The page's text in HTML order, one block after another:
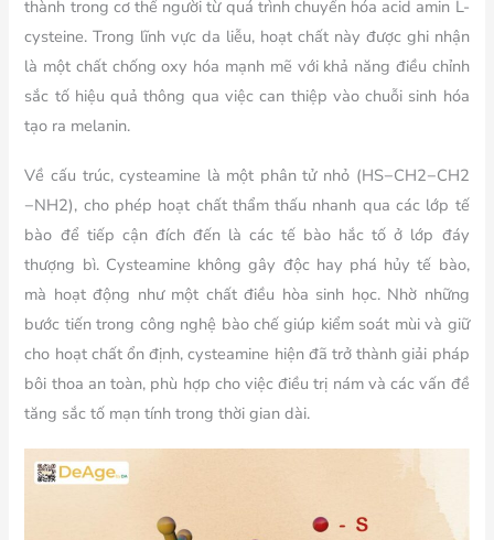
thành trong cơ thể người từ quá trình chuyển hóa acid amin L-
cysteine. Trong lĩnh vực da liễu, hoạt chất này được ghi nhận
là một chất chống oxy hóa mạnh mẽ với khả năng điều chỉnh
sắc tố hiệu quả thông qua việc can thiệp vào chuỗi sinh hóa
tạo ra melanin.
Về cấu trúc, cysteamine là một phân tử nhỏ (HS−CH2​−CH2​
−NH2​), cho phép hoạt chất thẩm thấu nhanh qua các lớp tế
bào để tiếp cận đích đến là các tế bào hắc tố ở lớp đáy
thượng bì. Cysteamine không gây độc hay phá hủy tế bào,
mà hoạt động như một chất điều hòa sinh học. Nhờ những
bước tiến trong công nghệ bào chế giúp kiểm soát mùi và giữ
cho hoạt chất ổn định, cysteamine hiện đã trở thành giải pháp
bôi thoa an toàn, phù hợp cho việc điều trị nám và các vấn đề
tăng sắc tố mạn tính trong thời gian dài.